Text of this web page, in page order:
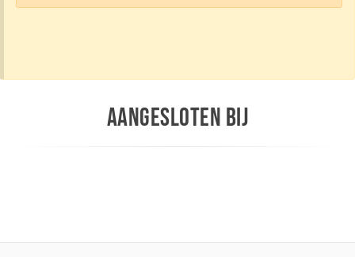
AANGESLOTEN BIJ